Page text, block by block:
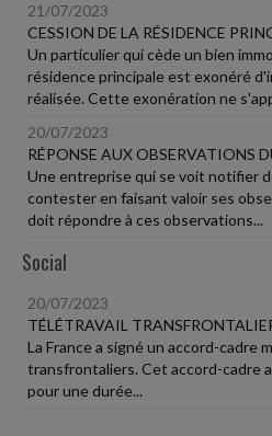
21/07/2023
CESSION DE LA RÉSIDENCE
Un particulier qui cède un bien
résidence principale est exonéré
réalisée. Cette exonération ne
20/07/2023
RÉPONSE AUX OBSERVATIONS
Une entreprise qui se voit notifier
contester en faisant valoir ses
doit répondre à ces observations...
Social
20/07/2023
TÉLÉTRAVAIL
La France a signé un accord-cadre
transfrontaliers. Cet accord-cadre
pour une durée...